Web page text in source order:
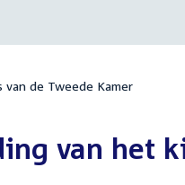
van de Tweede Kamer
van het